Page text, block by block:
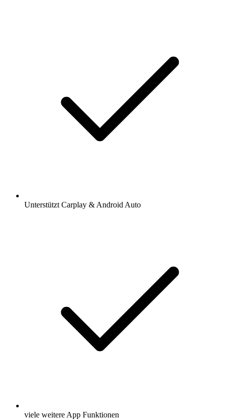
Unterstützt Carplay & Android Auto
viele weitere App Funktionen